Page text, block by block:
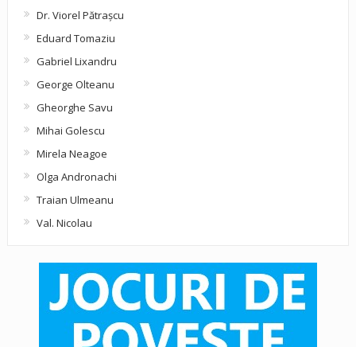
Dr. Viorel Pătraşcu
Eduard Tomaziu
Gabriel Lixandru
George Olteanu
Gheorghe Savu
Mihai Golescu
Mirela Neagoe
Olga Andronachi
Traian Ulmeanu
Val. Nicolau